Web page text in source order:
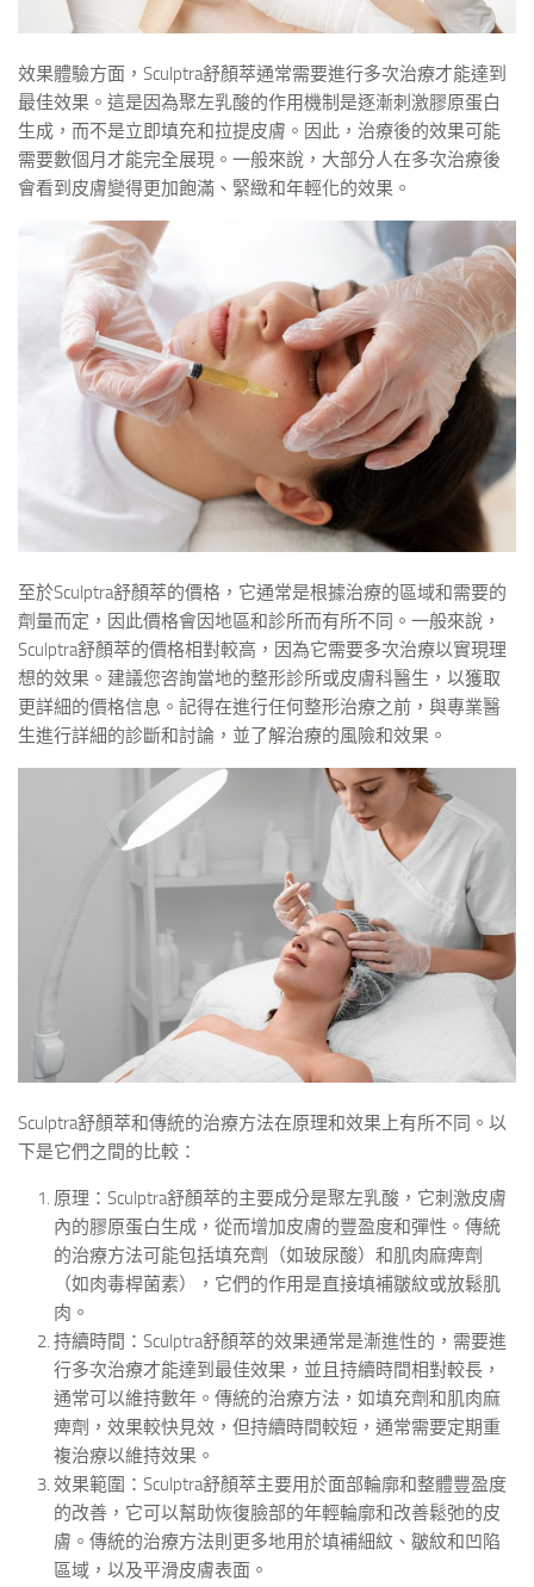
效果體驗方面，Sculptra舒顏萃通常需要進行多次治療才能達到
最佳效果。這是因為聚左乳酸的作用機制是逐漸刺激膠原蛋白
生成，而不是立即填充和拉提皮膚。因此，治療後的效果可能
需要數個月才能完全展現。一般來說，大部分人在多次治療後
會看到皮膚變得更加飽滿、緊緻和年輕化的效果。
至於Sculptra舒顏萃的價格，它通常是根據治療的區域和需要的
劑量而定，因此價格會因地區和診所而有所不同。一般來說，
Sculptra舒顏萃的價格相對較高，因為它需要多次治療以實現理
想的效果。建議您咨詢當地的整形診所或皮膚科醫生，以獲取
更詳細的價格信息。記得在進行任何整形治療之前，與專業醫
生進行詳細的診斷和討論，並了解治療的風險和效果。
Sculptra舒顏萃和傳統的治療方法在原理和效果上有所不同。以
下是它們之間的比較：
原理：Sculptra舒顏萃的主要成分是聚左乳酸，它刺激皮膚
內的膠原蛋白生成，從而增加皮膚的豐盈度和彈性。傳統
的治療方法可能包括填充劑（如玻尿酸）和肌肉麻痺劑
（如肉毒桿菌素），它們的作用是直接填補皺紋或放鬆肌
肉。
持續時間：Sculptra舒顏萃的效果通常是漸進性的，需要進
行多次治療才能達到最佳效果，並且持續時間相對較長，
通常可以維持數年。傳統的治療方法，如填充劑和肌肉麻
痺劑，效果較快見效，但持續時間較短，通常需要定期重
複治療以維持效果。
效果範圍：Sculptra舒顏萃主要用於面部輪廓和整體豐盈度
的改善，它可以幫助恢復臉部的年輕輪廓和改善鬆弛的皮
膚。傳統的治療方法則更多地用於填補細紋、皺紋和凹陷
區域，以及平滑皮膚表面。